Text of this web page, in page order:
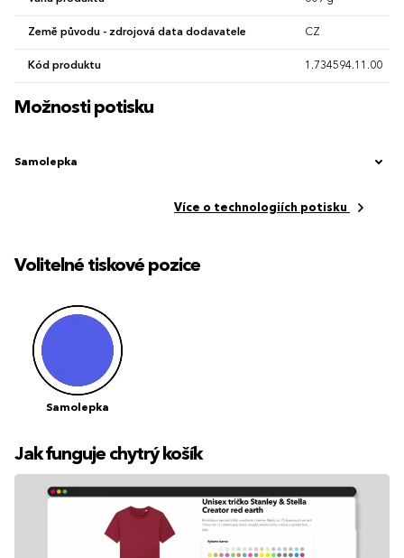
Země původu - zdrojová data dodavatele CZ
Kód produktu 1.734594.11.00
Možnosti potisku
Samolepka
Více o technologiích potisku
Volitelné tiskové pozice
Samolepka
Jak funguje chytrý košík